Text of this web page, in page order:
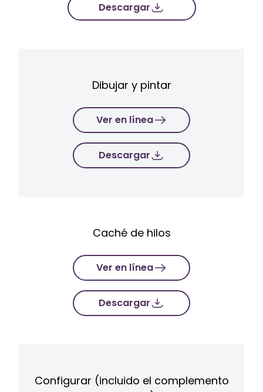
Descargar
Dibujar y pintar
Ver en línea
Descargar
Caché de hilos
Ver en línea
Descargar
Configurar (incluido el complemento